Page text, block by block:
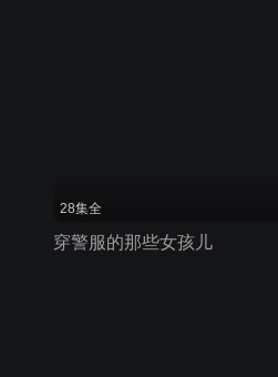
28集全
穿警服的那些女孩儿